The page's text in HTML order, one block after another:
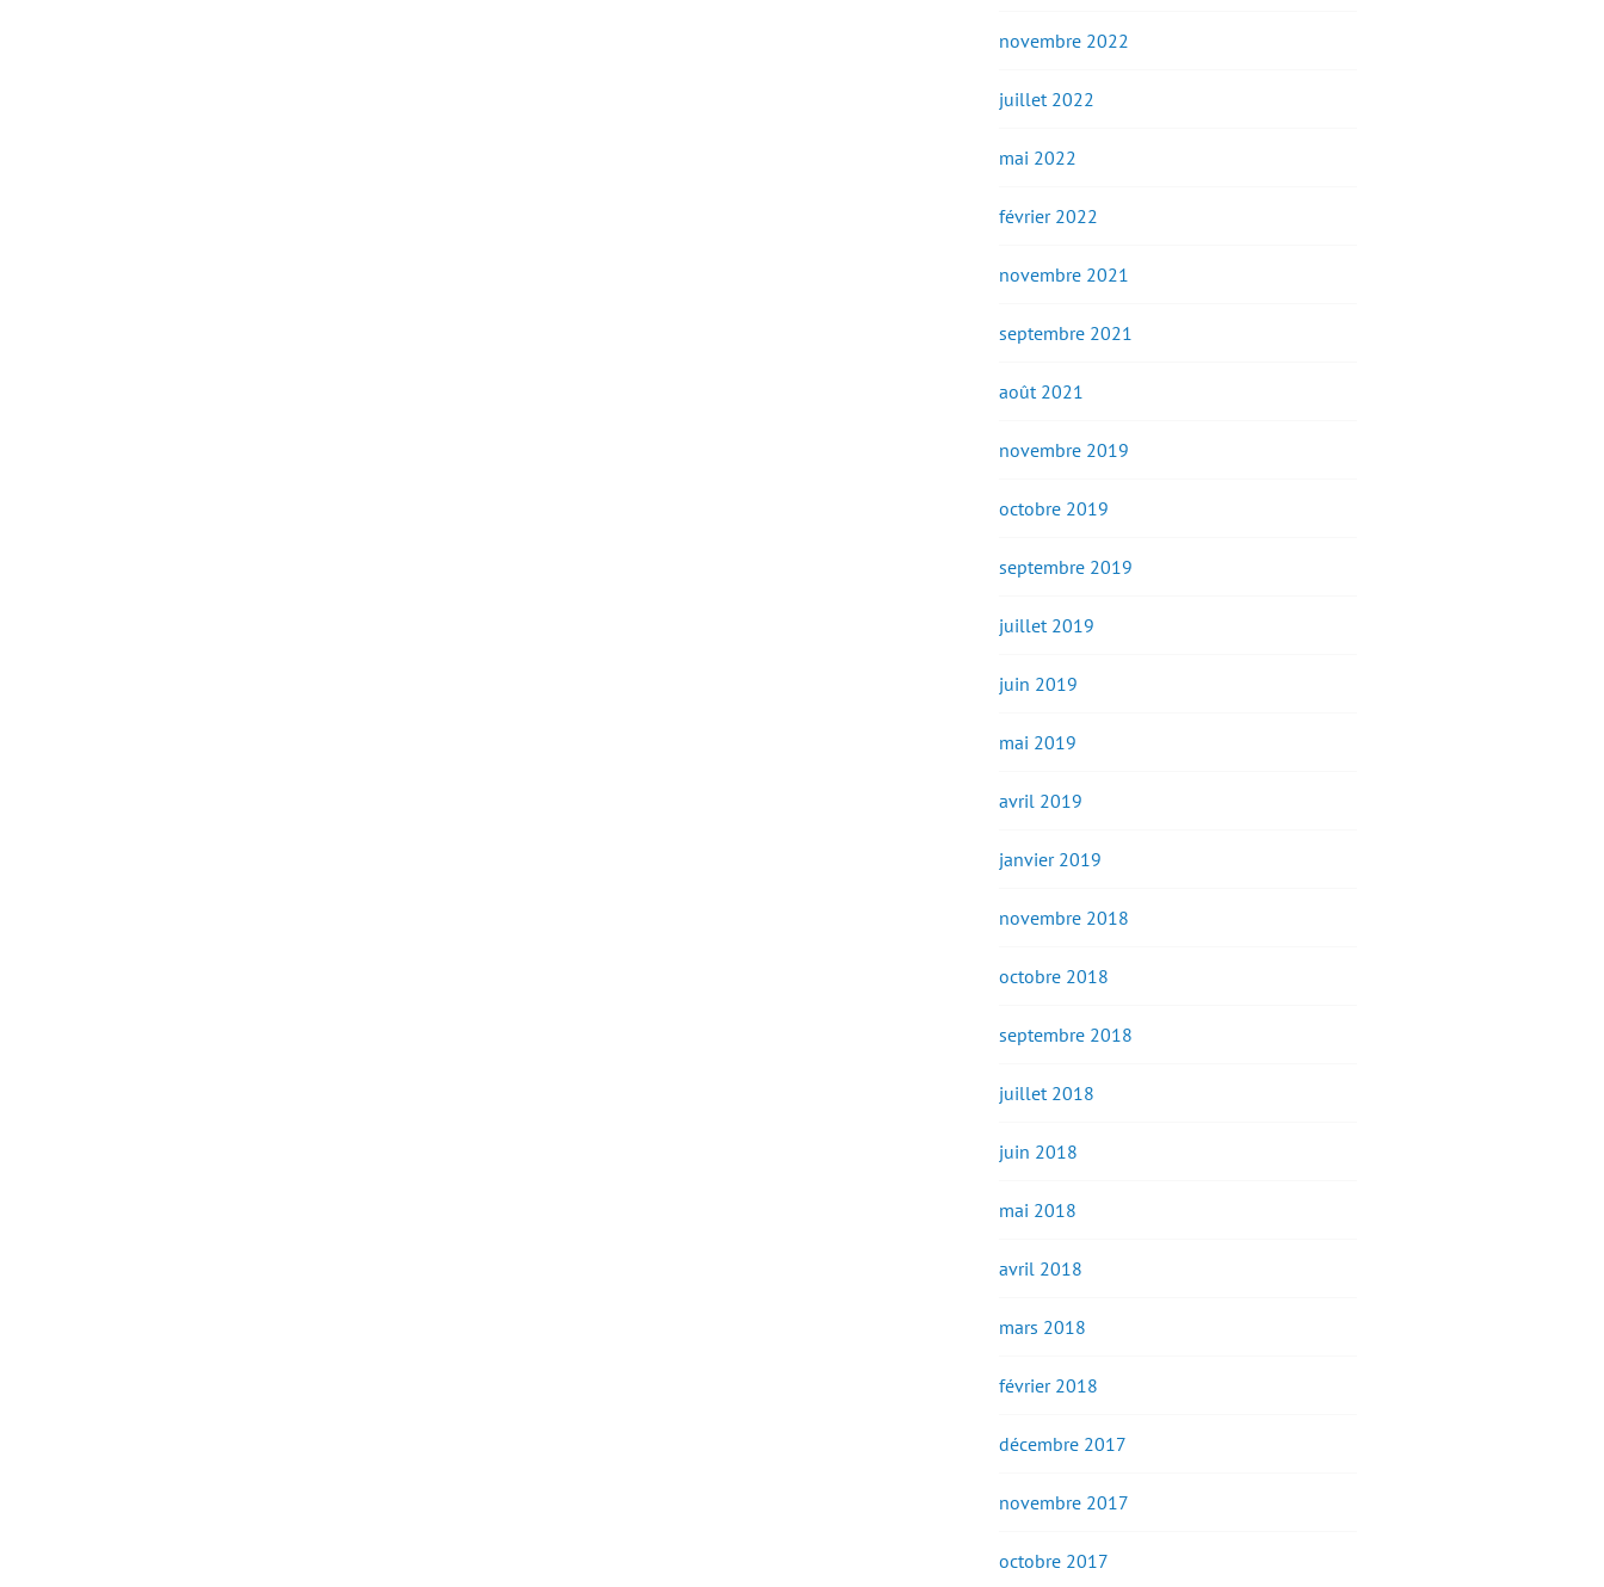
novembre 2022
juillet 2022
mai 2022
février 2022
novembre 2021
septembre 2021
août 2021
novembre 2019
octobre 2019
septembre 2019
juillet 2019
juin 2019
mai 2019
avril 2019
janvier 2019
novembre 2018
octobre 2018
septembre 2018
juillet 2018
juin 2018
mai 2018
avril 2018
mars 2018
février 2018
décembre 2017
novembre 2017
octobre 2017